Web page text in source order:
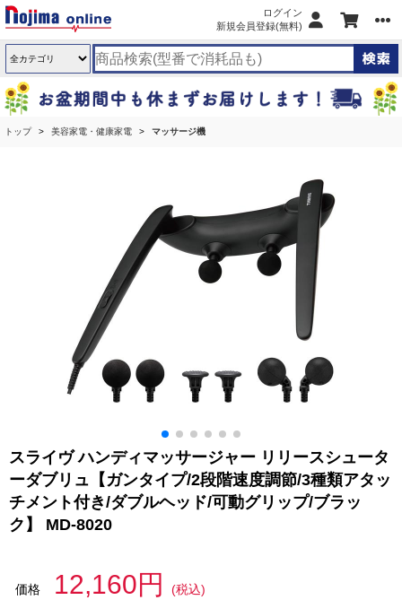
ログイン
新規会員登録(無料)
トップ 美容家電・健康家電 マッサージ機
スライヴ ハンディマッサージャー リリースシュータ
ーダブリュ【ガンタイプ/2段階速度調節/3種類アタッ
チメント付き/ダブルヘッド/可動グリップ/ブラッ
ク】 MD-8020
価格 12,160円
(税込)